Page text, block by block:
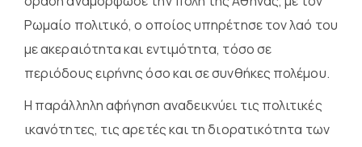
Ρωμαίο πολιτικό, ο οποίος υπηρέτησε τον λαό του
με ακεραιότητα και εντιμότητα, τόσο σε
περιόδους ειρήνης όσο και σε συνθήκες πολέμου.
Η παράλληλη αφήγηση αναδεικνύει τις πολιτικές
ικανότητες, τις αρετές και τη διορατικότητα των